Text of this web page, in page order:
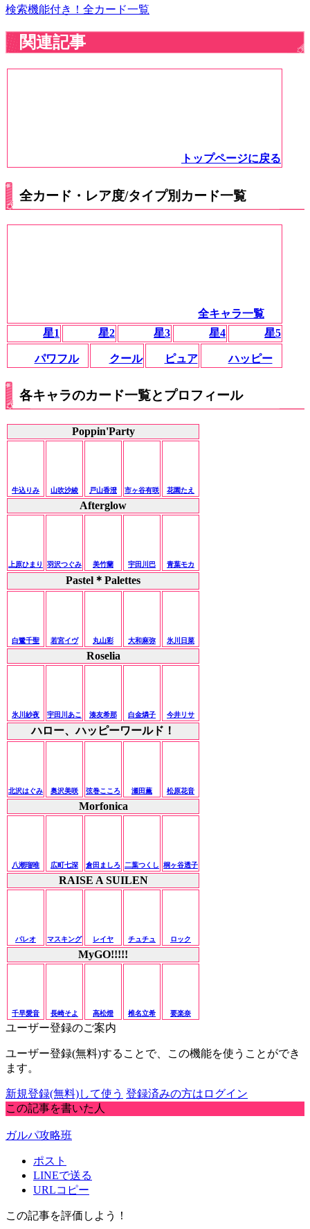
検索機能付き！全カード一覧
関連記事
トップページに戻る
全カード・レア度/タイプ別カード一覧
全キャラ一覧
星1
星2 星3 星4 星5
パワフル クール ピュア ハッピー
各キャラのカード一覧とプロフィール
Poppin'Party
牛込りみ 山吹沙綾 戸山香澄 市ヶ谷有咲 花園たえ
Afterglow
上原ひまり 羽沢つぐみ 美竹蘭 宇田川巴 青葉モカ
Pastel＊Palettes
白鷺千聖 若宮イヴ 丸山彩 大和麻弥 氷川日菜
Roselia
氷川紗夜 宇田川あこ 湊友希那 白金燐子 今井リサ
ハロー、ハッピーワールド！
北沢はぐみ 奥沢美咲 弦巻こころ 瀬田薫 松原花音
Morfonica
八潮瑠唯 広町七深 倉田ましろ 二葉つくし 桐ヶ谷透子
RAISE A SUILEN
パレオ マスキング レイヤ チュチュ ロック
MyGO!!!!!
千早愛音 長崎そよ 高松燈 椎名立希 要楽奈
ユーザー登録のご案内
ユーザー登録(無料)することで、この機能を使うことができ
ます。
新規登録(無料)して使う 登録済みの方はログイン
この記事を書いた人
ガルパ攻略班
ポスト
LINEで送る
URLコピー
この記事を評価しよう！